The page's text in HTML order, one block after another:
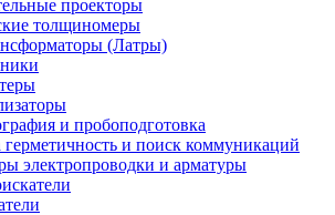
проекторы
толщиномеры
(Латры)
и пробоподготовка
и поиск коммуникаций
электропроводки и арматуры